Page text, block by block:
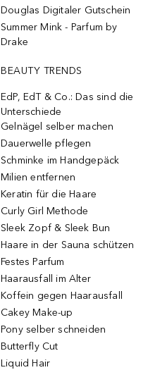
Douglas Digitaler Gutschein
Summer Mink - Parfum by
Drake
BEAUTY TRENDS
EdP, EdT & Co.: Das sind die
Unterschiede
Gelnägel selber machen
Dauerwelle pflegen
Schminke im Handgepäck
Milien entfernen
Keratin für die Haare
Curly Girl Methode
Sleek Zopf & Sleek Bun
Haare in der Sauna schützen
Festes Parfum
Haarausfall im Alter
Koffein gegen Haarausfall
Cakey Make-up
Pony selber schneiden
Butterfly Cut
Liquid Hair